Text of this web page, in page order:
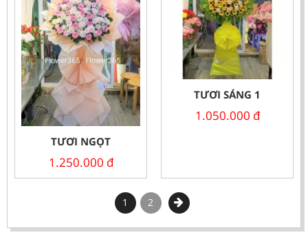
TƯƠI NGỌT
1.250.000 đ
TƯƠI SÁNG 1
1.050.000 đ
1 2